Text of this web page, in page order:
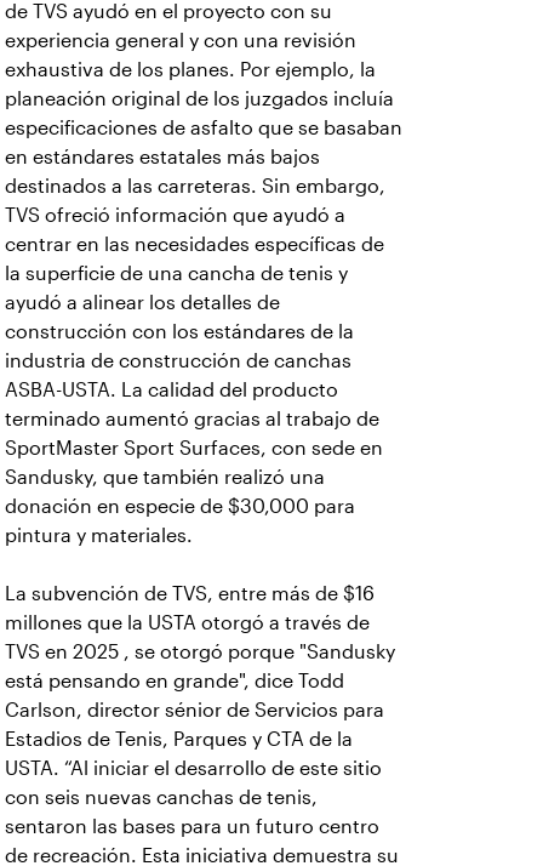
de TVS ayudó en el proyecto con su
experiencia general y con una revisión
exhaustiva de los planes. Por ejemplo, la
planeación original de los juzgados incluía
especificaciones de asfalto que se basaban
en estándares estatales más bajos
destinados a las carreteras. Sin embargo,
TVS ofreció información que ayudó a
centrar en las necesidades específicas de
la superficie de una cancha de tenis y
ayudó a alinear los detalles de
construcción con los estándares de la
industria de construcción de canchas
ASBA-USTA. La calidad del producto
terminado aumentó gracias al trabajo de
SportMaster Sport Surfaces, con sede en
Sandusky, que también realizó una
donación en especie de $30,000 para
pintura y materiales.
La subvención de TVS, entre más de $16
millones que la USTA otorgó a través de
TVS en 2025 , se otorgó porque "Sandusky
está pensando en grande", dice Todd
Carlson, director sénior de Servicios para
Estadios de Tenis, Parques y CTA de la
USTA. “Al iniciar el desarrollo de este sitio
con seis nuevas canchas de tenis,
sentaron las bases para un futuro centro
de recreación. Esta iniciativa demuestra su